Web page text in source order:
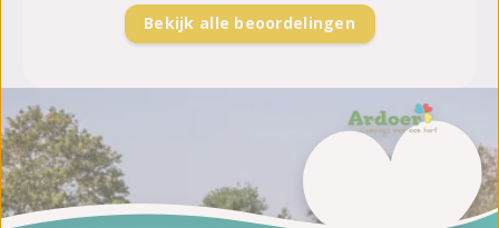
Bekijk alle beoordelingen